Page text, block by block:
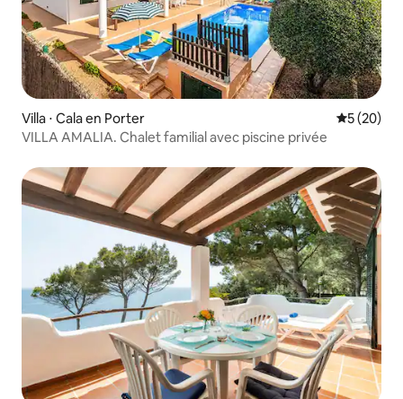
Villa ⋅ Cala en Porter
5 (20)
VILLA AMALIA. Chalet familial avec piscine privée